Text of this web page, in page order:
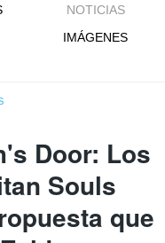
NOTICIAS
IMÁGENES
Door: Los
Souls
que